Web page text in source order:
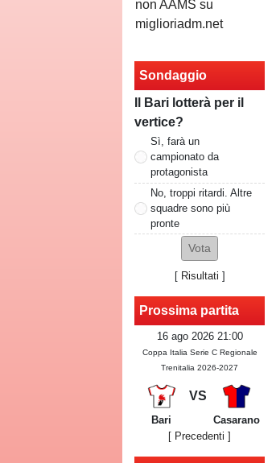
Sondaggio
Il Bari lotterà per il
vertice?
Sì, farà un
campionato da
protagonista
No, troppi ritardi. Altre
squadre sono più
pronte
[ Risultati ]
Prossima partita
16 ago 2026 21:00
Coppa Italia Serie C Regionale
Trenitalia 2026-2027
VS
Bari
Casarano
[ Precedenti ]